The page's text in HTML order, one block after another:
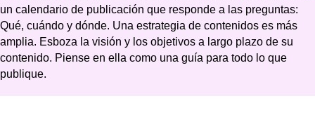
un calendario de publicación que responde a las preguntas:
Qué, cuándo y dónde. Una estrategia de contenidos es más
amplia. Esboza la visión y los objetivos a largo plazo de su
contenido. Piense en ella como una guía para todo lo que
publique.